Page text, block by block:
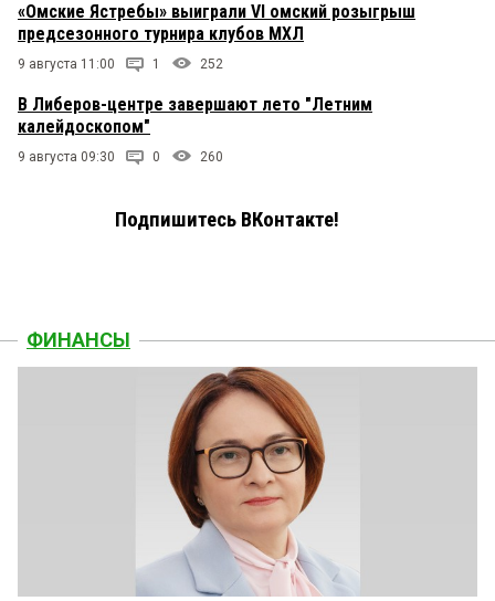
«Омские Ястребы» выиграли VI омский розыгрыш
предсезонного турнира клубов МХЛ
9 августа 11:00 1 252
В Либеров-центре завершают лето "Летним
калейдоскопом"
9 августа 09:30 0 260
Подпишитесь ВКонтакте!
ФИНАНСЫ